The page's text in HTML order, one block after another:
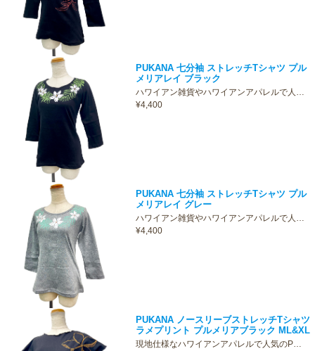
PUKANA 七分袖 ストレッチTシャツ プル
メリアレイ ブラック
ハワイアン雑貨やハワイアンアパレルで人…
¥4,400
PUKANA 七分袖 ストレッチTシャツ プル
メリアレイ グレー
ハワイアン雑貨やハワイアンアパレルで人…
¥4,400
PUKANA ノースリーブストレッチTシャツ
ラメプリント プルメリアブラック ML&XL
現地仕様なハワイアンアパレルで人気のP…